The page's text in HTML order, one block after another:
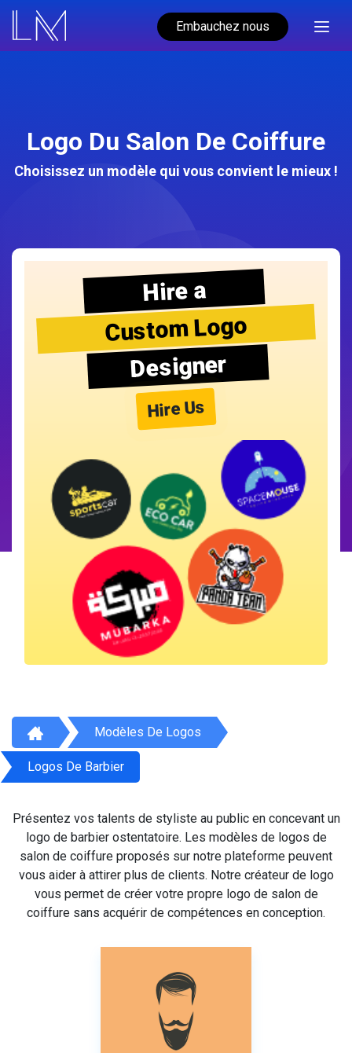
Embauchez nous
Logo Du Salon De Coiffure
Choisissez un modèle qui vous convient le mieux !
Hire a
Custom Logo
Designer
Hire Us
Modèles De Logos
Logos De Barbier
Présentez vos talents de styliste au public en concevant un
logo de barbier ostentatoire. Les modèles de logos de
salon de coiffure proposés sur notre plateforme peuvent
vous aider à attirer plus de clients. Notre créateur de logo
vous permet de créer votre propre logo de salon de
coiffure sans acquérir de compétences en conception.